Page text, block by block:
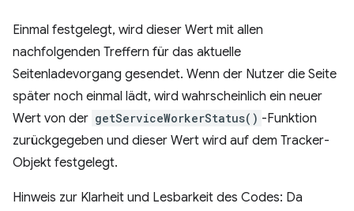
Einmal festgelegt, wird dieser Wert mit allen
nachfolgenden Treffern für das aktuelle
Seitenladevorgang gesendet. Wenn der Nutzer die Seite
später noch einmal lädt, wird wahrscheinlich ein neuer
Wert von der getServiceWorkerStatus() -Funktion
zurückgegeben und dieser Wert wird auf dem Tracker-
Objekt festgelegt.
Hinweis zur Klarheit und Lesbarkeit des Codes: Da